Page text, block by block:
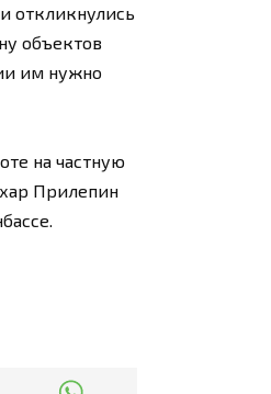
откликнулись
объектов
им нужно
на частную
Прилепин